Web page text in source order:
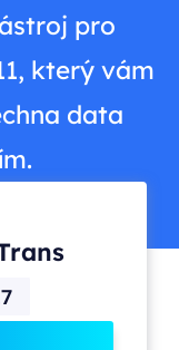
pro
který vám
data